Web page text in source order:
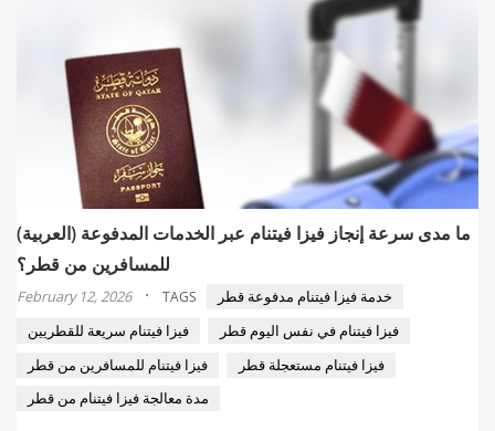
(العربية) ما مدى سرعة إنجاز فيزا فيتنام عبر الخدمات المدفوعة
للمسافرين من قطر؟
February 12, 2026 · TAGS
خدمة فيزا فيتنام مدفوعة قطر
فيزا فيتنام سريعة للقطريين
فيزا فيتنام في نفس اليوم قطر
فيزا فيتنام للمسافرين من قطر
فيزا فيتنام مستعجلة قطر
مدة معالجة فيزا فيتنام من قطر